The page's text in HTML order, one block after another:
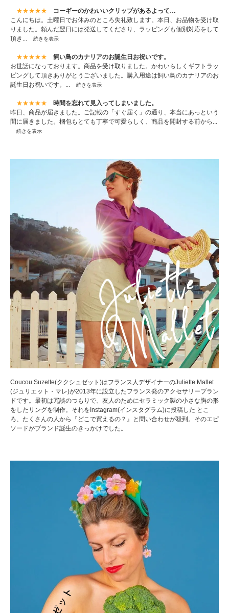
★★★★★
コーギーのかわいいクリップがあるよって…
こんにちは。土曜日でお休みのところ失礼致します。本日、お品物を受け取
りました。頼んだ翌日には発送してくださり、ラッピングも個別対応をして
頂き...
続きを表示
★★★★★
飼い鳥のカナリアのお誕生日お祝いです。
お世話になっております。商品を受け取りました。かわいらしくギフトラッ
ピングして頂きありがとうございました。購入用途は飼い鳥のカナリアのお
誕生日お祝いです。...
続きを表示
★★★★★
時間を忘れて見入ってしまいました。
昨日、商品が届きました。ご記載の「すぐ届く」の通り、本当にあっという
間に届きました。梱包もとても丁寧で可愛らしく、商品を開封する前から...
続きを表示
Coucou Suzette(ククシュゼット)はフランス人デザイナーのJuliette Mallet
(ジュリエット・マレ)が2013年に設立したフランス発のアクセサリーブラン
ドです。最初は冗談のつもりで、友人のためにセラミック製の小さな胸の形
をしたリングを制作。それをInstagram(インスタグラム)に投稿した とこ
ろ、たくさんの人から『どこで買えるの？』と問い合わせが殺到。そのエピ
ソードがブランド誕生のきっかけでした。